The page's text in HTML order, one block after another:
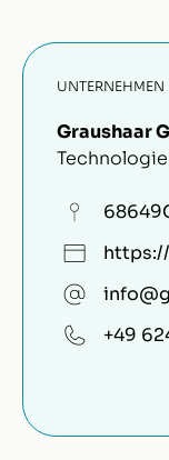
UNTERNEHMEN
Graushaar
68649
+49